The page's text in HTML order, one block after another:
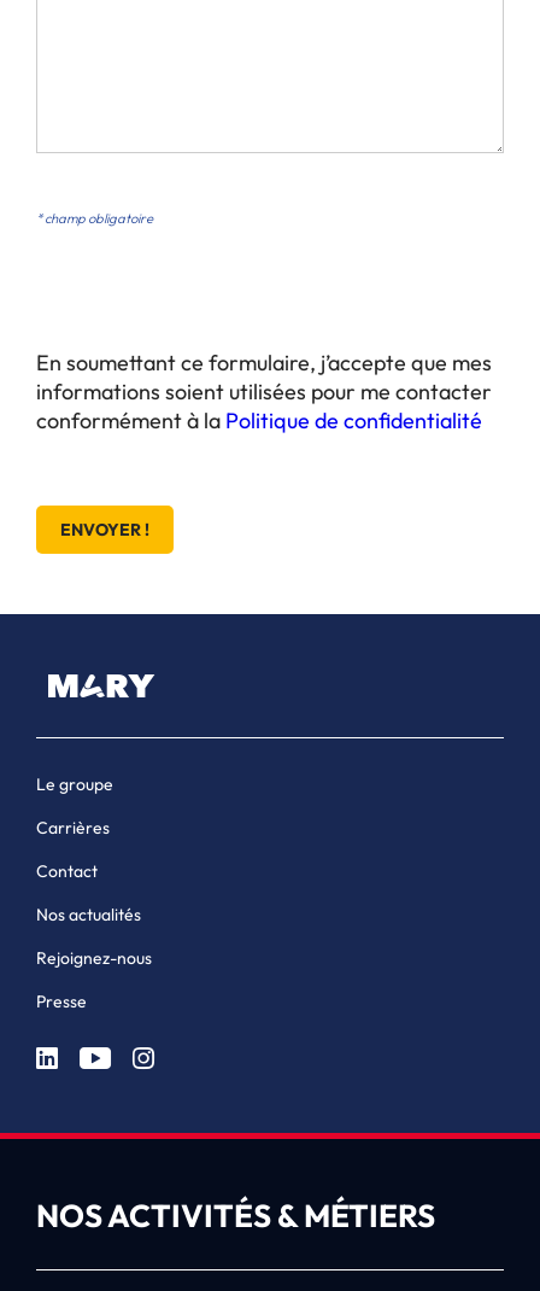
* champ obligatoire
En soumettant ce formulaire, j’accepte que mes
informations soient utilisées pour me contacter
conformément à la Politique de confidentialité
ENVOYER !
Le groupe
Carrières
Contact
Nos actualités
Rejoignez-nous
Presse
NOS ACTIVITÉS & MÉTIERS